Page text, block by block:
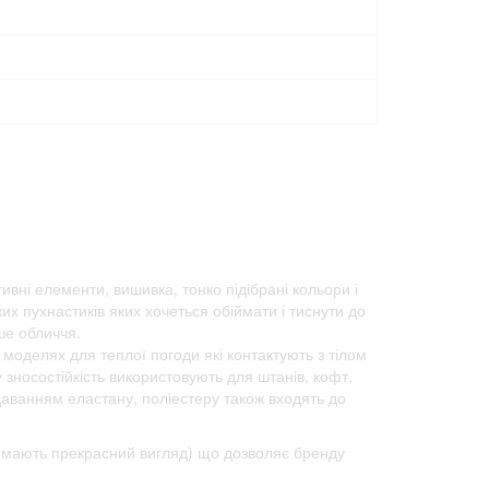
елементи, вишивка, тонко підібрані кольори і
яких хочеться обіймати і тиснути до
обличчя.
для теплої погоди які контактують з тілом
використовують для штанів, кофт,
еластану, поліестеру також входять до
мають прекрасний вигляд) що дозволяє бренду